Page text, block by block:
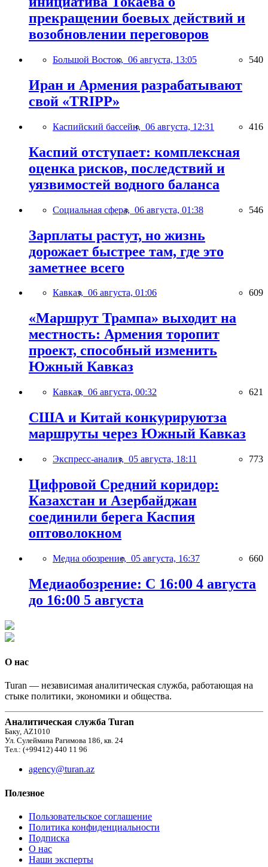
прекращении боевых действий и
возобновлении переговоров
Большой Восток, 06 августа, 13:05 540
Иран и Армения разрабатывают
свой «TRIPP»
Каспийский бассейн, 06 августа, 12:31 416
Каспий отступает: комплексная
оценка рисков, последствий и
уязвимостей водного баланса
Социальная сфера, 06 августа, 01:38 546
Зарплаты растут, но жизнь
дорожает быстрее там, где это
заметнее всего
Кавказ, 06 августа, 01:06 609
«Маршрут Трампа» выходит на
местность: Армения торопит
проект, способный изменить
Южный Кавказ
Кавказ, 06 августа, 00:32 621
США и Китай конкурируютза
маршруты через Южный Кавказ
Экспресс-анализ, 05 августа, 18:11 773
Цифровой Средний коридор:
Казахстан и Азербайджан
соединили берега Каспия
оптоволокном
Медиа обозрение, 05 августа, 16:37 660
Медиаобозрение: С 16:00 4 августа
до 16:00 5 августа
О нас
Turan — независимая аналитическая служба, работающая на
стыке политики, экономики и общества.
Аналитическая служба Turan
Баку, AZ1010
Ул. Сулеймана Рагимова 186, кв. 24
Тел.: (+99412) 440 11 96
agency@turan.az
Полезное
Пользовательское соглашение
Политика конфиденциальности
Подписка
О нас
Наши эксперты